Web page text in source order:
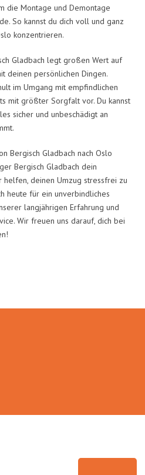
die Montage und Demontage
So kannst du dich voll und ganz
konzentrieren.
Gladbach legt großen Wert auf
deinen persönlichen Dingen.
im Umgang mit empfindlichen
mit größter Sorgfalt vor. Du kannst
sicher und unbeschädigt an
Bergisch Gladbach nach Oslo
Bergisch Gladbach dein
helfen, deinen Umzug stressfrei zu
heute für ein unverbindliches
langjährigen Erfahrung und
Wir freuen uns darauf, dich bei